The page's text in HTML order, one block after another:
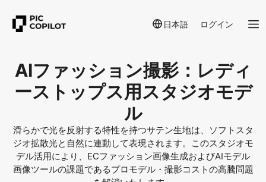
日本語 ログイン
AIファッション撮影：レディ
ーストップス用スタジオモデ
ル
滑らかで光を反射する特性を持つサテン生地は、ソフトスタ
ジオ拡散光と自然に連動して表現されます。このスタジオモ
デル活用により、ECファッション画像生成およびAIモデル
画像ツールの課題であるプロモデル・撮影コストの高騰問題